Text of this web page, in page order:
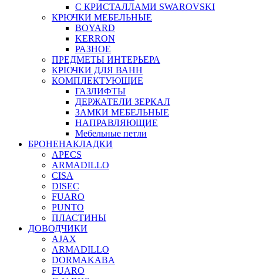
С КРИСТАЛЛАМИ SWAROVSKI
КРЮЧКИ МЕБЕЛЬНЫЕ
BOYARD
KERRON
РАЗНОЕ
ПРЕДМЕТЫ ИНТЕРЬЕРА
КРЮЧКИ ДЛЯ ВАНН
КОМПЛЕКТУЮЩИЕ
ГАЗЛИФТЫ
ДЕРЖАТЕЛИ ЗЕРКАЛ
ЗАМКИ МЕБЕЛЬНЫЕ
НАПРАВЛЯЮЩИЕ
Мебельные петли
БРОНЕНАКЛАДКИ
APECS
ARMADILLO
CISA
DISEC
FUARO
PUNTO
ПЛАСТИНЫ
ДОВОДЧИКИ
AJAX
ARMADILLO
DORMAKABA
FUARO